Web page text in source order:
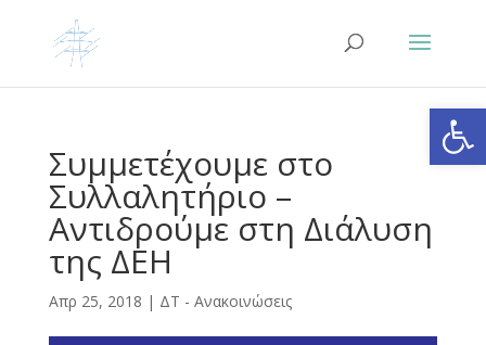
Συμμετέχουμε στο
Συλλαλητήριο –
Αντιδρούμε στη Διάλυση
της ΔΕΗ
Απρ 25, 2018 | ΔΤ - Ανακοινώσεις